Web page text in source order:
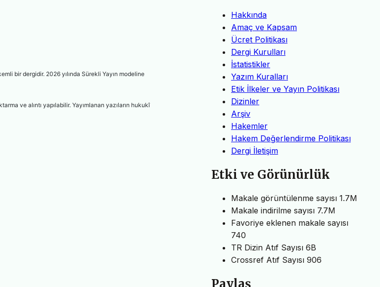
bir dergidir. 2026 yılında Sürekli Yayın modeline
ve alıntı yapılabilir. Yayımlanan yazıların hukukî
Hakkında
Amaç ve Kapsam
Ücret Politikası
Dergi Kurulları
İstatistikler
Yazım Kuralları
Etik İlkeler ve Yayın Politikası
Dizinler
Arşiv
Hakemler
Hakem Değerlendirme Politikası
Dergi İletişim
Etki ve Görünürlük
Makale görüntülenme sayısı 1.7M
Makale indirilme sayısı 7.7M
Favoriye eklenen makale sayısı
740
TR Dizin Atıf Sayısı 6B
Crossref Atıf Sayısı 906
Paylaş